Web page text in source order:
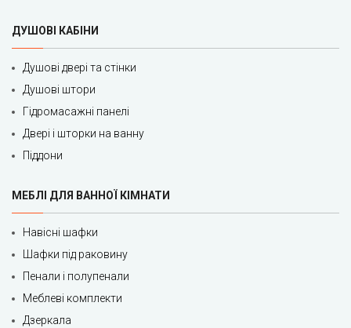
ДУШОВІ КАБІНИ
Душові двері та стінки
Душові штори
Гідромасажні панелі
Двері і шторки на ванну
Піддони
МЕБЛІ ДЛЯ ВАННОЇ КІМНАТИ
Навісні шафки
Шафки під раковину
Пенали і полупенали
Меблеві комплекти
Дзеркала